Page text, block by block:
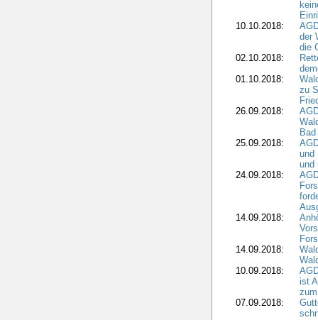
10.10.2018:
der
die
02.10.2018:
01.10.2018:
zu
26.09.2018:
25.09.2018:
und
und
24.09.2018:
14.09.2018:
14.09.2018:
10.09.2018:
ist
07.09.2018: